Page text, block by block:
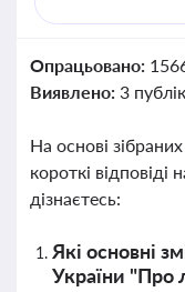
Опрацьовано:
Виявлено: 3
На основі
короткі відповіді
дізнаєтесь:
Які основні
України "Про